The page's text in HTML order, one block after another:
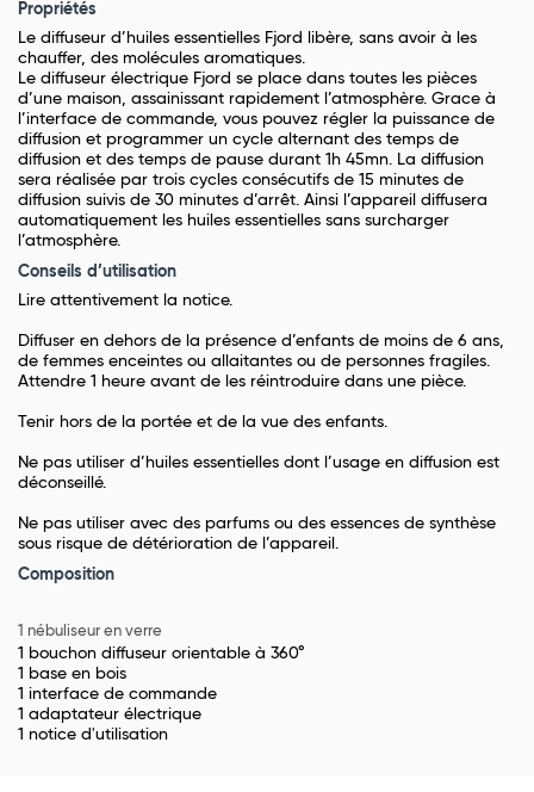
Propriétés
Le diffuseur d’huiles essentielles Fjord libère, sans avoir à les
chauffer, des molécules aromatiques.
Le diffuseur électrique Fjord se place dans toutes les pièces
d’une maison, assainissant rapidement l’atmosphère. Grace à
l’interface de commande, vous pouvez régler la puissance de
diffusion et programmer un cycle alternant des temps de
diffusion et des temps de pause durant 1h 45mn. La diffusion
sera réalisée par trois cycles consécutifs de 15 minutes de
diffusion suivis de 30 minutes d’arrêt. Ainsi l’appareil diffusera
automatiquement les huiles essentielles sans surcharger
l’atmosphère.
Conseils d’utilisation
Lire attentivement la notice.
Diffuser en dehors de la présence d’enfants de moins de 6 ans,
de femmes enceintes ou allaitantes ou de personnes fragiles.
Attendre 1 heure avant de les réintroduire dans une pièce.
Tenir hors de la portée et de la vue des enfants.
Ne pas utiliser d’huiles essentielles dont l’usage en diffusion est
déconseillé.
Ne pas utiliser avec des parfums ou des essences de synthèse
sous risque de détérioration de l’appareil.
Composition
1 nébuliseur en verre
1 bouchon diffuseur orientable à 360°
1 base en bois
1 interface de commande
1 adaptateur électrique
1 notice d'utilisation